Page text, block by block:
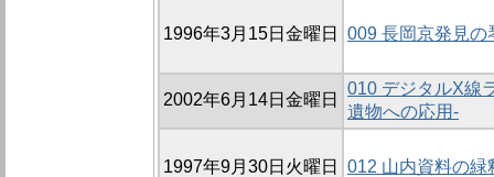
1996年3月15日金曜日 009 長岡京発見の
2002年6月14日金曜日
010 デジタルX線
遺物への応用-
1997年9月30日火曜日 012 山内資料の緑